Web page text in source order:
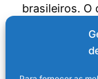
brasileiros. O
entregue